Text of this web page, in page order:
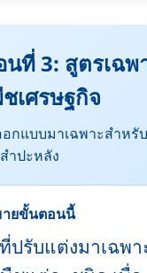
ที่ 3: สูตรเฉพ
เศรษฐกิจ
กแบบมาเฉพาะสำหรั
ำปะหลัง
ายขั้นตอนนี้
ปรับแต่งมาเฉพา